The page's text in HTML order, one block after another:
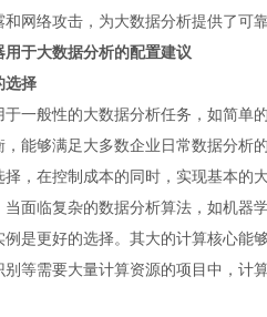
和网络攻击，为大数据分析提供了可
于大数据分析的配置建议
选择
于一般性的大数据分析任务，如简
，能够满足大多数企业日常数据分析
择，在控制成本的同时，实现基本的
当面临复杂的数据分析算法，如机器
例是更好的选择。其大的计算核心能
别等需要大量计算资源的项目中，计